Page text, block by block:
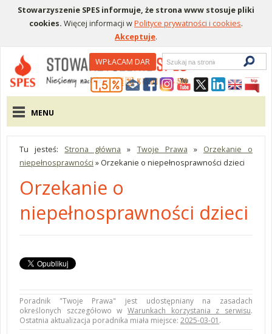
Stowarzyszenie SPES informuje, że strona www stosuje pliki
cookies. Więcej informacji wPolityce prywatności i cookies.
Akceptuje.
Menu pomocniczeWPŁACAM DAR
Wyszukiwarka
Menu główne
MENU
Tu jesteś: Strona główna » Twoje Prawa » Orzekanie o
niepełnosprawności » Orzekanie o niepełnosprawności dzieci
Orzekanie o
niepełnosprawności dzieci
Poradnik "Twoje Prawa" jest udostępniany na zasadach
określonych szczegółowo w Warunkach korzystania z serwisu.
Ostatnia aktualizacja poradnika miała miejsce: 2025-03-01 .